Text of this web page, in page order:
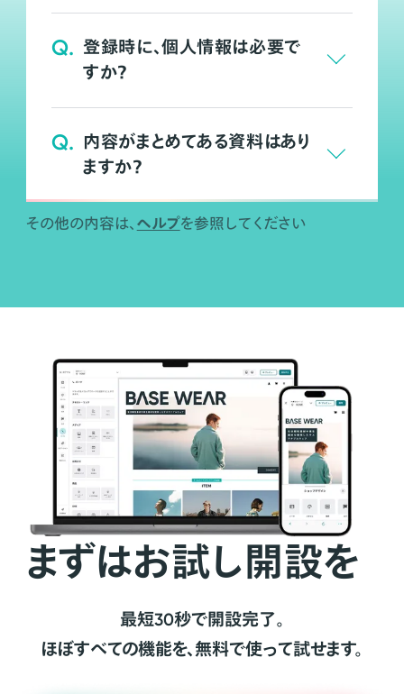
Q. 登録時に、個人情報は必要で
すか？
Q. 内容がまとめてある資料はあり
ますか？
その他の内容は、 ヘルプを参照してください
まずはお試し開設を
最短30秒で開設完了。
ほぼすべての機能を、無料で使って試せます。